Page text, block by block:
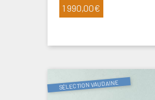
1 990,00€
SÉLECTION VAUDAINE